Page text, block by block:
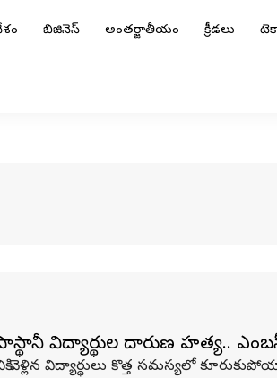
బిజినెస్ అంతర్జాతీయం క్రీడలు
పాకిస్థానీ విద్యార్థుల దారుణ
విద్యార్థులు కొత్త సమస్యలో